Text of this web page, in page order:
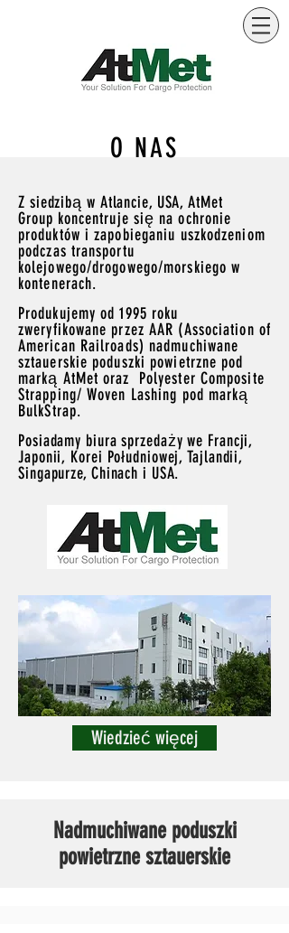
Z siedzibą w Atlancie, USA, AtMet
Group koncentruje się na ochronie
produktów i zapobieganiu uszkodzeniom
podczas transportu
kolejowego/drogowego/morskiego w
kontenerach.
Produkujemy od 1995 roku
zweryfikowane przez AAR (Association of
American Railroads) nadmuchiwane
sztauerskie poduszki powietrzne pod
marką AtMet oraz Polyester Composite
Strapping/ Woven Lashing pod marką
BulkStrap.
Posiadamy biura sprzedaży we Francji,
Japonii, Korei Południowej, Tajlandii,
Singapurze, Chinach i USA.
Wiedzieć więcej
O NAS
Nadmuchiwane poduszki
powietrzne sztauerskie